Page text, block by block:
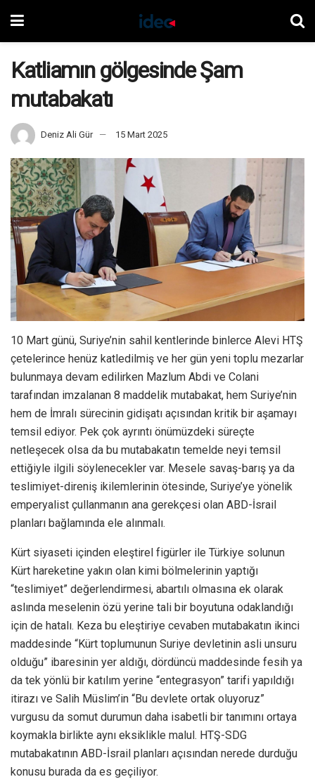
Katliamın gölgesinde Şam
mutabakatı
Deniz Ali Gür 15 Mart 2025
10 Mart günü, Suriye’nin sahil kentlerinde binlerce Alevi HTŞ
çetelerince henüz katledilmiş ve her gün yeni toplu mezarlar
bulunmaya devam edilirken Mazlum Abdi ve Colani
tarafından imzalanan 8 maddelik mutabakat, hem Suriye’nin
hem de İmralı sürecinin gidişatı açısından kritik bir aşamayı
temsil ediyor. Pek çok ayrıntı önümüzdeki süreçte
netleşecek olsa da bu mutabakatın temelde neyi temsil
ettiğiyle ilgili söylenecekler var. Mesele savaş-barış ya da
teslimiyet-direniş ikilemlerinin ötesinde, Suriye’ye yönelik
emperyalist çullanmanın ana gerekçesi olan ABD-İsrail
planları bağlamında ele alınmalı.
Kürt siyaseti içinden eleştirel figürler ile Türkiye solunun
Kürt hareketine yakın olan kimi bölmelerinin yaptığı
“teslimiyet” değerlendirmesi, abartılı olmasına ek olarak
aslında meselenin özü yerine tali bir boyutuna odaklandığı
için de hatalı. Keza bu eleştiriye cevaben mutabakatın ikinci
maddesinde “Kürt toplumunun Suriye devletinin asli unsuru
olduğu” ibaresinin yer aldığı, dördüncü maddesinde fesih ya
da tek yönlü bir katılım yerine “entegrasyon” tarifi yapıldığı
itirazı ve Salih Müslim’in “Bu devlete ortak oluyoruz”
vurgusu da somut durumun daha isabetli bir tanımını ortaya
koymakla birlikte aynı eksiklikle malul. HTŞ-SDG
mutabakatının ABD-İsrail planları açısından nerede durduğu
konusu burada da es geçiliyor.